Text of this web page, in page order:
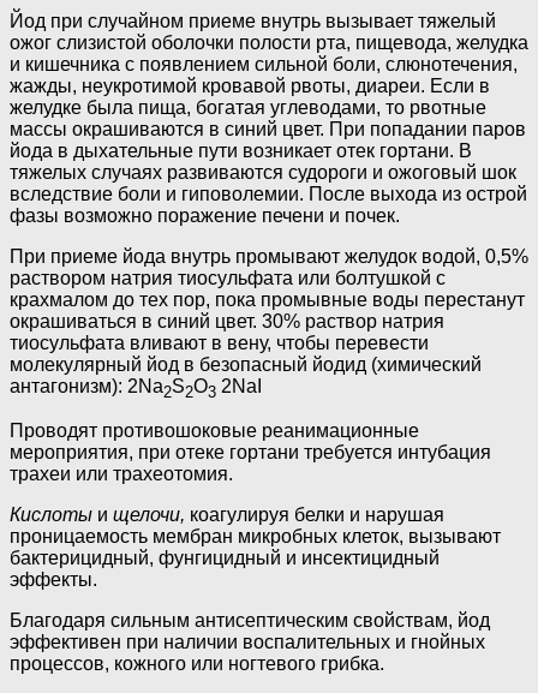
Йод при случайном приеме внутрь вызывает тяжелый
ожог слизистой оболочки полости рта, пищевода, желудка
и кишечника с появлением сильной боли, слюнотечения,
жажды, неукротимой кровавой рвоты, диа­реи. Если в
желудке была пища, богатая углеводами, то рвотные
массы окрашиваются в синий цвет. При попадании паров
йода в дыхательные пути возникает отек гортани. В
тяжелых случаях развиваются судороги и ожоговый шок
вследствие боли и гиповолемии. После выхода из острой
фазы возможно поражение печени и почек.
При приеме йода внутрь промывают желудок водой, 0,5%
раствором натрия тиосульфата или болтушкой с
крахмалом до тех пор, пока про­мывные воды перестанут
окрашиваться в синий цвет. 30% раствор на­трия
тиосульфата вливают в вену, чтобы перевести
молекулярный йод в безопасный йодид (химический
антагонизм): 2Na2S2O3 2NaI
Проводят противошоковые реанимационные
мероприятия, при отеке гортани требуется интубация
трахеи или трахеотомия.
Кислоты и щелочи, коагулируя белки и нарушая
проницае­мость мембран микробных клеток, вызывают
бактерицидный, фунгицидный и инсектицидный
эффекты.
Благодаря сильным антисептическим свойствам, йод
эффективен при наличии воспалительных и гнойных
процессов, кожного или ногтевого грибка.